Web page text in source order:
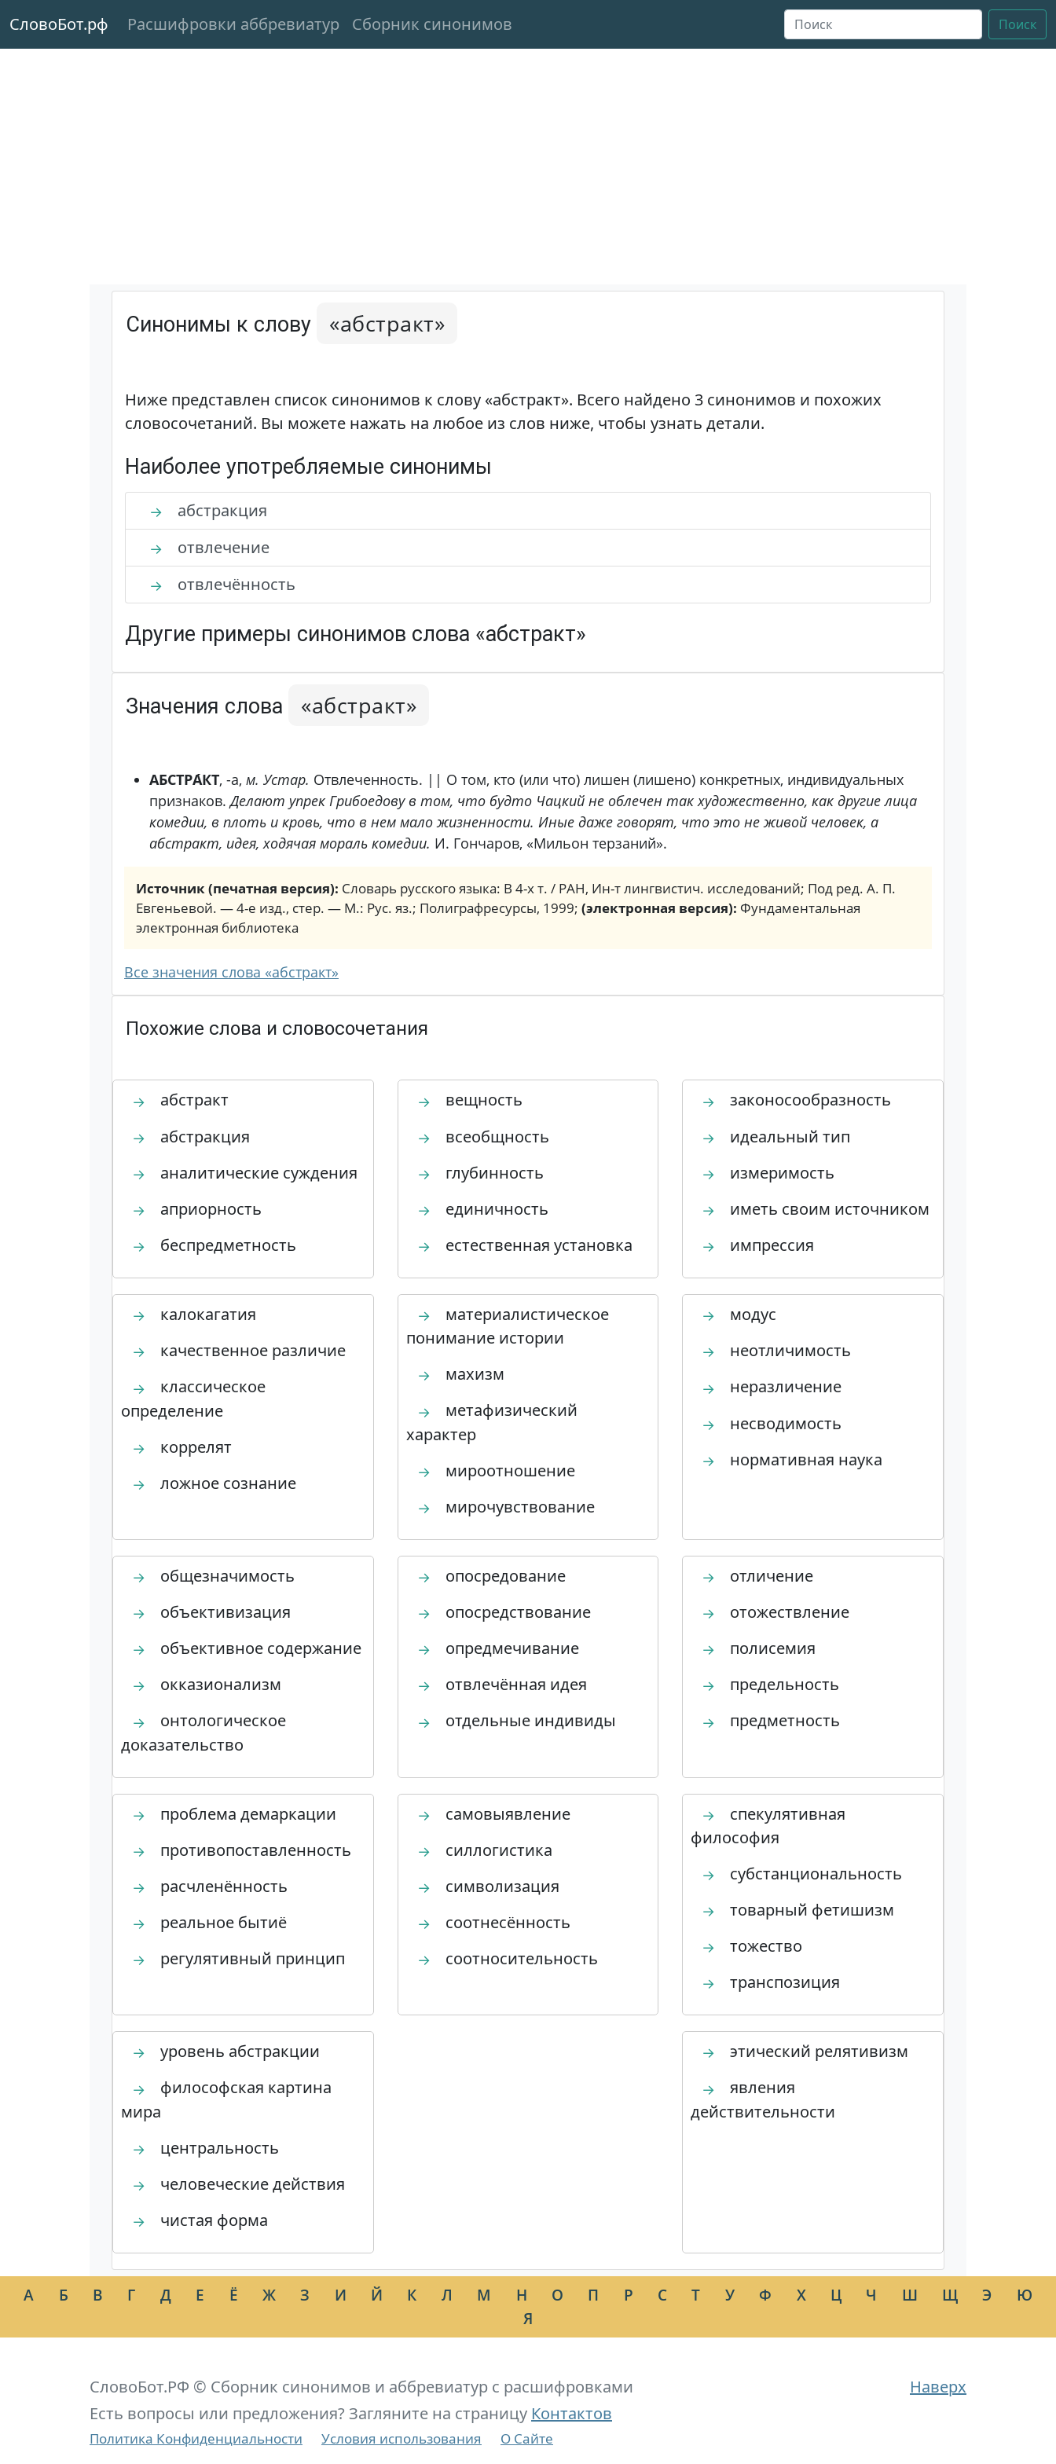
СловоБот.рф Расшифровки аббревиатур Сборник синонимов Поиск
Синонимы к слову «абстракт»
Ниже представлен список синонимов к слову «абстракт». Всего найдено 3 синонимов и похожих
словосочетаний. Вы можете нажать на любое из слов ниже, чтобы узнать детали.
Наиболее употребляемые синонимы
→ абстракция
→ отвлечение
→ отвлечённость
Другие примеры синонимов слова «абстракт»
Значения слова «абстракт»
АБСТРА́КТ, -а, м. Устар. Отвлеченность. || О том, кто (или что) лишен (лишено) конкретных, индивидуальных
признаков.Делают упрек Грибоедову в том, что будто Чацкий не облечен так художественно, как другие лица
комедии, в плоть и кровь, что в нем мало жизненности. Иные даже говорят, что это не живой человек, а
абстракт, идея, ходячая мораль комедии. И. Гончаров, «Мильон терзаний».
Источник (печатная версия): Словарь русского языка: В 4-х т. / РАН, Ин-т лингвистич. исследований; Под ред. А. П.
Евгеньевой. — 4-е изд., стер. — М.: Рус. яз.; Полиграфресурсы, 1999; (электронная версия): Фундаментальная
электронная библиотека
Все значения слова «абстракт»
Похожие слова и словосочетания
→ абстракт
→ абстракция
→ аналитические суждения
→ априорность
→ беспредметность
→ вещность
→ всеобщность
→ глубинность
→ единичность
→ естественная установка
→ законосообразность
→ идеальный тип
→ измеримость
→ иметь своим источником
→ импрессия
→ калокагатия
→ качественное различие
→
классическое
определение
→ коррелят
→ ложное сознание
→
материалистическое
понимание истории
→ махизм
→
метафизический
характер
→ мироотношение
→ мирочувствование
→ модус
→ неотличимость
→ неразличение
→ несводимость
→ нормативная наука
→ общезначимость
→ объективизация
→ объективное содержание
→ окказионализм
→
онтологическое
доказательство
→ опосредование
→ опосредствование
→ опредмечивание
→ отвлечённая идея
→ отдельные индивиды
→ отличение
→ отожествление
→ полисемия
→ предельность
→ предметность
→ проблема демаркации
→ противопоставленность
→ расчленённость
→ реальное бытиё
→ регулятивный принцип
→ самовыявление
→ силлогистика
→ символизация
→ соотнесённость
→ соотносительность
→
спекулятивная
философия
→ субстанциональность
→ товарный фетишизм
→ тожество
→ транспозиция
→ уровень абстракции
→
философская картина
мира
→ центральность
→ человеческие действия
→ чистая форма
→ этический релятивизм
→
явления
действительности
А Б В Г Д Е Ё Ж З И Й К Л М Н О П Р С Т У Ф Х Ц Ч Ш Щ Э
Ю
Я
Наверх
СловоБот.РФ © Сборник синонимов и аббревиатур с расшифровками
Есть вопросы или предложения? Загляните на страницу Контактов
Политика Конфиденциальности Условия использования О Сайте